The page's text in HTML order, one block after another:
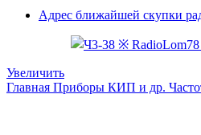
Адрес ближайшей скупки
Увеличить
Главная Приборы КИП и др.